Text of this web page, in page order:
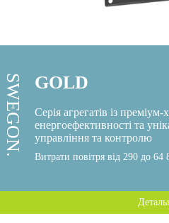
SWEGON. GOLD
Серія агрегатів із
енергоефективності та
управління та контролю
Витрати повітря від 290 до 64